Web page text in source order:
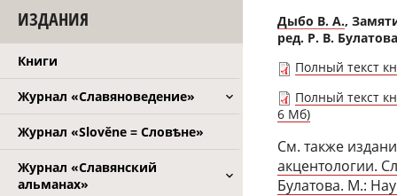
ИЗДАНИЯ
Книги
Журнал «Славяноведение»
Журнал «Slověne = Словѣне»
Журнал «Славянский
альманах»
Дыбо В. А.,
ред. Р. В.
Полный текст
Полный текст
6 Мб)
См. также
акцентологии.
Булатова. М.: